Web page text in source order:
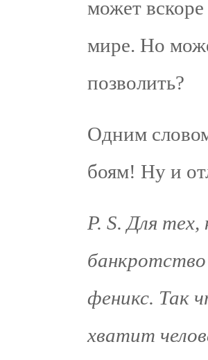
может вскоре
мире. Но
позволить?
Одним
боям! Ну и
P. S. Для
феникс. Так
хватит